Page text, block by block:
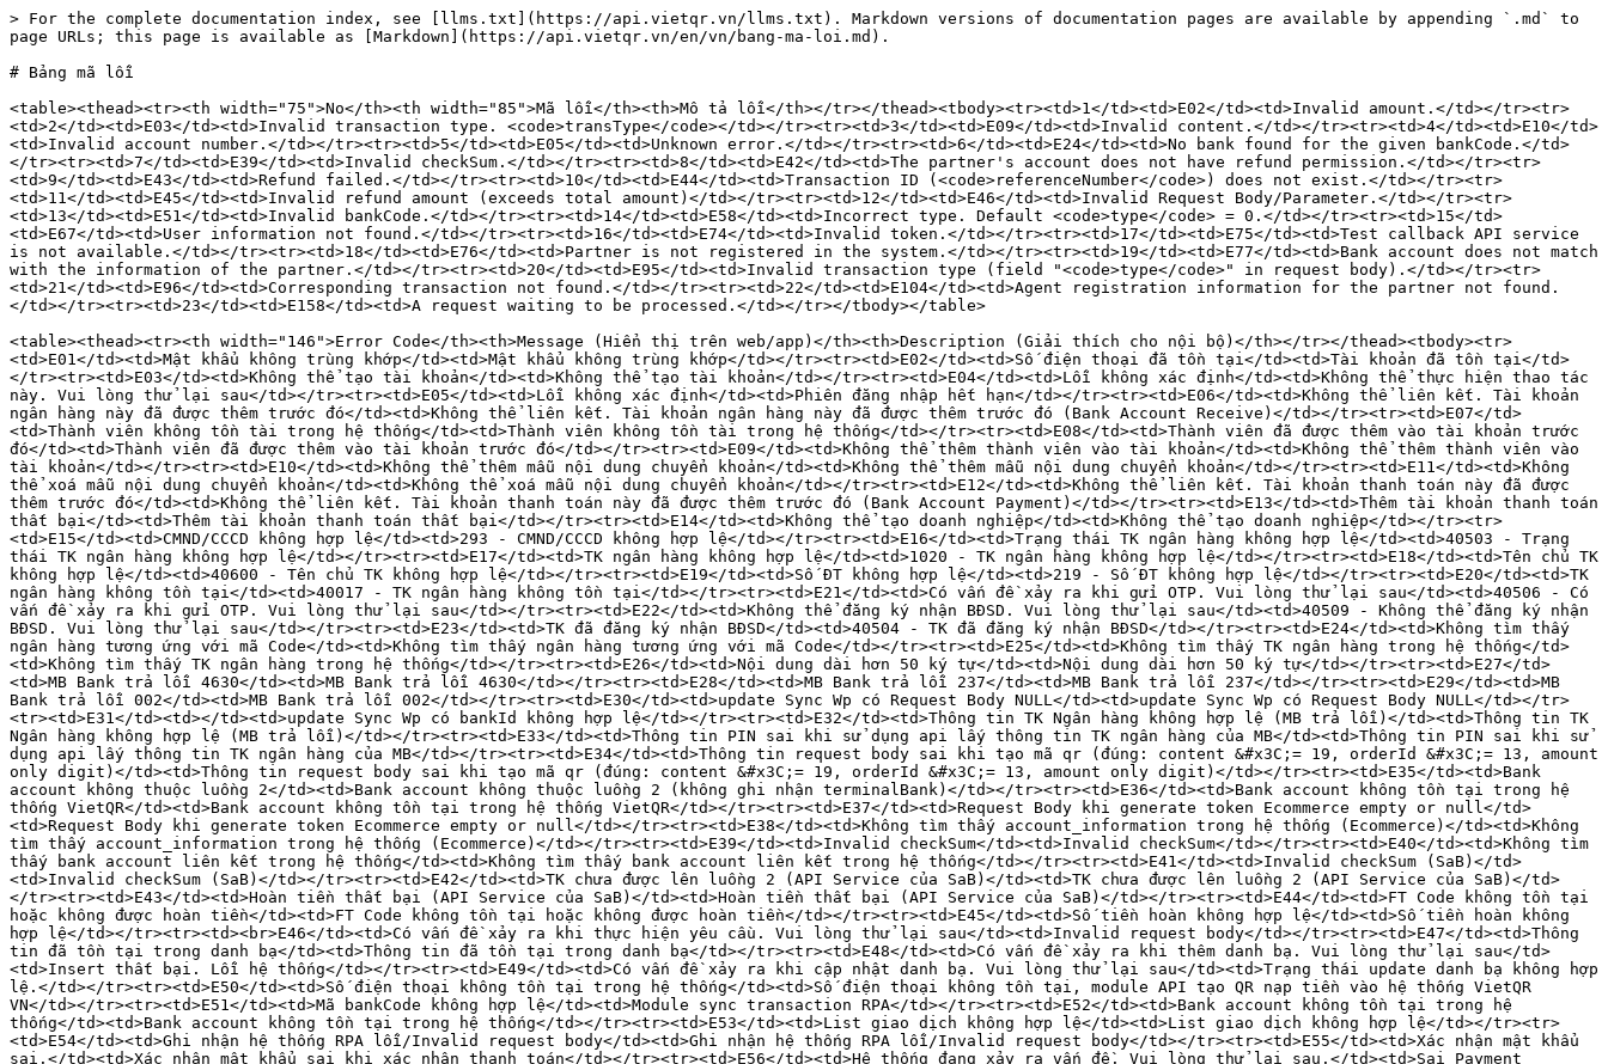
> For the complete documentation index, see [llms.txt](https://api.vietqr.vn/llms.txt). Markdown versions of documentation pages are available by appending `.md` to page URLs; this page is available as [Markdown](https://api.vietqr.vn/en/vn/bang-ma-loi.md).

# Bảng mã lỗi

<table><thead><tr><th width="75">No</th><th width="85">Mã lỗi</th><th>Mô tả lỗi</th></tr></thead><tbody><tr><td>1</td><td>E02</td><td>Invalid amount.</td></tr><tr><td>2</td><td>E03</td><td>Invalid transaction type. <code>transType</code></td></tr><tr><td>3</td><td>E09</td><td>Invalid content.</td></tr><tr><td>4</td><td>E10</td><td>Invalid account number.</td></tr><tr><td>5</td><td>E05</td><td>Unknown error.</td></tr><tr><td>6</td><td>E24</td><td>No bank found for the given bankCode.</td></tr><tr><td>7</td><td>E39</td><td>Invalid checkSum.</td></tr><tr><td>8</td><td>E42</td><td>The partner's account does not have refund permission.</td></tr><tr><td>9</td><td>E43</td><td>Refund failed.</td></tr><tr><td>10</td><td>E44</td><td>Transaction ID (<code>referenceNumber</code>) does not exist.</td></tr><tr><td>11</td><td>E45</td><td>Invalid refund amount (exceeds total amount)</td></tr><tr><td>12</td><td>E46</td><td>Invalid Request Body/Parameter.</td></tr><tr><td>13</td><td>E51</td><td>Invalid bankCode.</td></tr><tr><td>14</td><td>E58</td><td>Incorrect type. Default <code>type</code> = 0.</td></tr><tr><td>15</td><td>E67</td><td>User information not found.</td></tr><tr><td>16</td><td>E74</td><td>Invalid token.</td></tr><tr><td>17</td><td>E75</td><td>Test callback API service is not available.</td></tr><tr><td>18</td><td>E76</td><td>Partner is not registered in the system.</td></tr><tr><td>19</td><td>E77</td><td>Bank account does not match with the information of the partner.</td></tr><tr><td>20</td><td>E95</td><td>Invalid transaction type (field "<code>type</code>" in request body).</td></tr><tr><td>21</td><td>E96</td><td>Corresponding transaction not found.</td></tr><tr><td>22</td><td>E104</td><td>Agent registration information for the partner not found.</td></tr><tr><td>23</td><td>E158</td><td>A request waiting to be processed.</td></tr></tbody></table>

<table><thead><tr><th width="146">Error Code</th><th>Message (Hiển thị trên web/app)</th><th>Description (Giải thích cho nội bộ)</th></tr></thead><tbody><tr><td>E01</td><td>Mật khẩu không trùng khớp</td><td>Mật khẩu không trùng khớp</td></tr><tr><td>E02</td><td>Số điện thoại đã tồn tại</td><td>Tài khoản đã tồn tại</td></tr><tr><td>E03</td><td>Không thể tạo tài khoản</td><td>Không thể tạo tài khoản</td></tr><tr><td>E04</td><td>Lỗi không xác định</td><td>Không thể thực hiện thao tác này. Vui lòng thử lại sau</td></tr><tr><td>E05</td><td>Lỗi không xác định</td><td>Phiên đăng nhập hết hạn</td></tr><tr><td>E06</td><td>Không thể liên kết. Tài khoản ngân hàng này đã được thêm trước đó</td><td>Không thể liên kết. Tài khoản ngân hàng này đã được thêm trước đó (Bank Account Receive)</td></tr><tr><td>E07</td><td>Thành viên không tồn tài trong hệ thống</td><td>Thành viên không tồn tài trong hệ thống</td></tr><tr><td>E08</td><td>Thành viên đã được thêm vào tài khoản trước đó</td><td>Thành viên đã được thêm vào tài khoản trước đó</td></tr><tr><td>E09</td><td>Không thể thêm thành viên vào tài khoản</td><td>Không thể thêm thành viên vào tài khoản</td></tr><tr><td>E10</td><td>Không thể thêm mẫu nội dung chuyển khoản</td><td>Không thể thêm mẫu nội dung chuyển khoản</td></tr><tr><td>E11</td><td>Không thể xoá mẫu nội dung chuyển khoản</td><td>Không thể xoá mẫu nội dung chuyển khoản</td></tr><tr><td>E12</td><td>Không thể liên kết. Tài khoản thanh toán này đã được thêm trước đó</td><td>Không thể liên kết. Tài khoản thanh toán này đã được thêm trước đó (Bank Account Payment)</td></tr><tr><td>E13</td><td>Thêm tài khoản thanh toán thất bại</td><td>Thêm tài khoản thanh toán thất bại</td></tr><tr><td>E14</td><td>Không thể tạo doanh nghiệp</td><td>Không thể tạo doanh nghiệp</td></tr><tr><td>E15</td><td>CMND/CCCD không hợp lệ</td><td>293 - CMND/CCCD không hợp lệ</td></tr><tr><td>E16</td><td>Trạng thái TK ngân hàng không hợp lệ</td><td>40503 - Trạng thái TK ngân hàng không hợp lệ</td></tr><tr><td>E17</td><td>TK ngân hàng không hợp lệ</td><td>1020 - TK ngân hàng không hợp lệ</td></tr><tr><td>E18</td><td>Tên chủ TK không hợp lệ</td><td>40600 - Tên chủ TK không hợp lệ</td></tr><tr><td>E19</td><td>Số ĐT không hợp lệ</td><td>219 - Số ĐT không hợp lệ</td></tr><tr><td>E20</td><td>TK ngân hàng không tồn tại</td><td>40017 - TK ngân hàng không tồn tại</td></tr><tr><td>E21</td><td>Có vấn đề xảy ra khi gửi OTP. Vui lòng thử lại sau</td><td>40506 - Có vấn đề xảy ra khi gửi OTP. Vui lòng thử lại sau</td></tr><tr><td>E22</td><td>Không thể đăng ký nhận BĐSD. Vui lòng thử lại sau</td><td>40509 - Không thể đăng ký nhận BĐSD. Vui lòng thử lại sau</td></tr><tr><td>E23</td><td>TK đã đăng ký nhận BĐSD</td><td>40504 - TK đã đăng ký nhận BĐSD</td></tr><tr><td>E24</td><td>Không tìm thấy ngân hàng tương ứng với mã Code</td><td>Không tìm thấy ngân hàng tương ứng với mã Code</td></tr><tr><td>E25</td><td>Không tìm thấy TK ngân hàng trong hệ thống</td><td>Không tìm thấy TK ngân hàng trong hệ thống</td></tr><tr><td>E26</td><td>Nội dung dài hơn 50 ký tự</td><td>Nội dung dài hơn 50 ký tự</td></tr><tr><td>E27</td><td>MB Bank trả lỗi 4630</td><td>MB Bank trả lỗi 4630</td></tr><tr><td>E28</td><td>MB Bank trả lỗi 237</td><td>MB Bank trả lỗi 237</td></tr><tr><td>E29</td><td>MB Bank trả lỗi 002</td><td>MB Bank trả lỗi 002</td></tr><tr><td>E30</td><td>update Sync Wp có Request Body NULL</td><td>update Sync Wp có Request Body NULL</td></tr><tr><td>E31</td><td></td><td>update Sync Wp có bankId không hợp lệ</td></tr><tr><td>E32</td><td>Thông tin TK Ngân hàng không hợp lệ (MB trả lỗi)</td><td>Thông tin TK Ngân hàng không hợp lệ (MB trả lỗi)</td></tr><tr><td>E33</td><td>Thông tin PIN sai khi sử dụng api lấy thông tin TK ngân hàng của MB</td><td>Thông tin PIN sai khi sử dụng api lấy thông tin TK ngân hàng của MB</td></tr><tr><td>E34</td><td>Thông tin request body sai khi tạo mã qr (đúng: content &#x3C;= 19, orderId &#x3C;= 13, amount only digit)</td><td>Thông tin request body sai khi tạo mã qr (đúng: content &#x3C;= 19, orderId &#x3C;= 13, amount only digit)</td></tr><tr><td>E35</td><td>Bank account không thuộc luồng 2</td><td>Bank account không thuộc luồng 2 (không ghi nhận terminalBank)</td></tr><tr><td>E36</td><td>Bank account không tồn tại trong hệ thống VietQR</td><td>Bank account không tồn tại trong hệ thống VietQR</td></tr><tr><td>E37</td><td>Request Body khi generate token Ecommerce empty or null</td><td>Request Body khi generate token Ecommerce empty or null</td></tr><tr><td>E38</td><td>Không tìm thấy account_information trong hệ thống (Ecommerce)</td><td>Không tìm thấy account_information trong hệ thống (Ecommerce)</td></tr><tr><td>E39</td><td>Invalid checkSum</td><td>Invalid checkSum</td></tr><tr><td>E40</td><td>Không tìm thấy bank account liên kết trong hệ thống</td><td>Không tìm thấy bank account liên kết trong hệ thống</td></tr><tr><td>E41</td><td>Invalid checkSum (SaB)</td><td>Invalid checkSum (SaB)</td></tr><tr><td>E42</td><td>TK chưa được lên luồng 2 (API Service của SaB)</td><td>TK chưa được lên luồng 2 (API Service của SaB)</td></tr><tr><td>E43</td><td>Hoàn tiền thất bại (API Service của SaB)</td><td>Hoàn tiền thất bại (API Service của SaB)</td></tr><tr><td>E44</td><td>FT Code không tồn tại hoặc không được hoàn tiền</td><td>FT Code không tồn tại hoặc không được hoàn tiền</td></tr><tr><td>E45</td><td>Số tiền hoàn không hợp lệ</td><td>Số tiền hoàn không hợp lệ</td></tr><tr><td><br>E46</td><td>Có vấn đề xảy ra khi thực hiện yêu cầu. Vui lòng thử lại sau</td><td>Invalid request body</td></tr><tr><td>E47</td><td>Thông tin đã tồn tại trong danh bạ</td><td>Thông tin đã tồn tại trong danh bạ</td></tr><tr><td>E48</td><td>Có vấn đề xảy ra khi thêm danh bạ. Vui lòng thử lại sau</td><td>Insert thất bại. Lỗi hệ thống</td></tr><tr><td>E49</td><td>Có vấn đề xảy ra khi cập nhật danh bạ. Vui lòng thử lại sau</td><td>Trạng thái update danh bạ không hợp lệ.</td></tr><tr><td>E50</td><td>Số điện thoại không tồn tại trong hệ thống</td><td>Số điện thoại không tồn tại, module API tạo QR nạp tiền vào hệ thống VietQR VN</td></tr><tr><td>E51</td><td>Mã bankCode không hợp lệ</td><td>Module sync transaction RPA</td></tr><tr><td>E52</td><td>Bank account không tồn tại trong hệ thống</td><td>Bank account không tồn tại trong hệ thống</td></tr><tr><td>E53</td><td>List giao dịch không hợp lệ</td><td>List giao dịch không hợp lệ</td></tr><tr><td>E54</td><td>Ghi nhận hệ thống RPA lỗi/Invalid request body</td><td>Ghi nhận hệ thống RPA lỗi/Invalid request body</td></tr><tr><td>E55</td><td>Xác nhận mật khẩu sai.</td><td>Xác nhận mật khẩu sai khi xác nhận thanh toán</td></tr><tr><td>E56</td><td>Hệ thống đang xảy ra vấn đề. Vui lòng thử lại sau.</td><td>Sai Payment type</td></tr><tr><td>E57</td><td>Số điện thoại không đúng định dạng. Vui lòng kiểm tra lại thông tin trên và thực hiện lại.</td><td>Số điện thoại không đúng định dạng</td></tr><tr><td>E58</td><td>Nhà mạng không hợp lệ. Vui lòng kiểm tra lại thông tin trên và thực hiện lại.</td><td>Carrier Type ID sai</td></tr><tr><td>E59</td><td>Hệ thống đang xảy ra vấn đề. Vui lòng thử lại sau.</td><td>Không tìm thấy thông tin theo userId - userId không hợp lệ</td></tr><tr><td>E60</td><td>Hệ thống đang xảy ra vấn đề. Vui lòng thử lại sau.</td><td>Recharge type sai => Số tiền nạp vào số điện thoại không hợp lệ</td></tr><tr><td>E61</td><td>Số dư VQR không đủ. Vui lòng nạp thêm VQR để thực hiện nạp tiền điện thoại</td><td>Số dư không đủ</td></tr><tr><td>E62</td><td>Giao dịch thất bại.</td><td>Giao dịch thất bại, VNPT Epay response.</td></tr><tr><td>E63</td><td>Hệ thống nạp tiền đang bảo trì. Vui lòng thử lại sau</td><td>VNPT bảo trì, response từ VNPT Epay.</td></tr><tr><td>E64</td><td>Hệ thống nạp tiền đang bận. Vui lòng thử lại sau</td><td>VN